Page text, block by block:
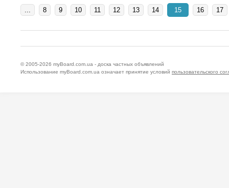
... 8 9 10 11 12 13 14 15 16 17
© 2005-2026 myBoard.com.ua - доска частных объявлений
Использование myBoard.com.ua означает принятие условий пользовательского